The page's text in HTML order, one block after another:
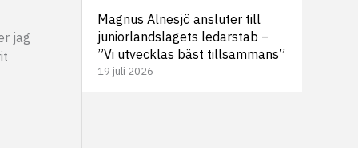
jag
Magnus Alnesjö ansluter till
juniorlandslagets ledarstab –
”Vi utvecklas bäst tillsammans”
19 juli 2026